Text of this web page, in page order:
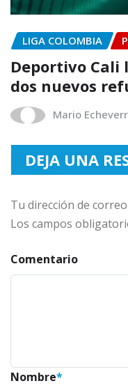
LIGA COLOMBIA
Deportivo Cali
dos nuevos
Mario
DEJA UNA
Tu dirección de
Los campos
Comentario
Nombre*